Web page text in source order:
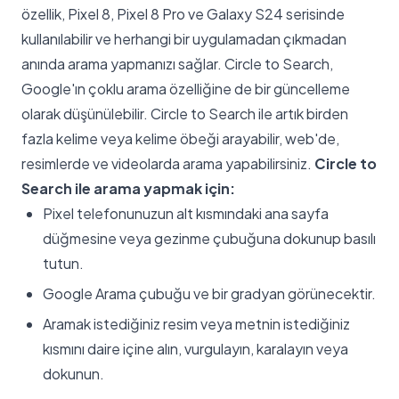
özellik, Pixel 8, Pixel 8 Pro ve Galaxy S24 serisinde
kullanılabilir ve herhangi bir uygulamadan çıkmadan
anında arama yapmanızı sağlar. Circle to Search,
Google'ın çoklu arama özelliğine de bir güncelleme
olarak düşünülebilir. Circle to Search ile artık birden
fazla kelime veya kelime öbeği arayabilir, web'de,
resimlerde ve videolarda arama yapabilirsiniz. Circle to
Search ile arama yapmak için:
Pixel telefonunuzun alt kısmındaki ana sayfa
düğmesine veya gezinme çubuğuna dokunup basılı
tutun.
Google Arama çubuğu ve bir gradyan görünecektir.
Aramak istediğiniz resim veya metnin istediğiniz
kısmını daire içine alın, vurgulayın, karalayın veya
dokunun.